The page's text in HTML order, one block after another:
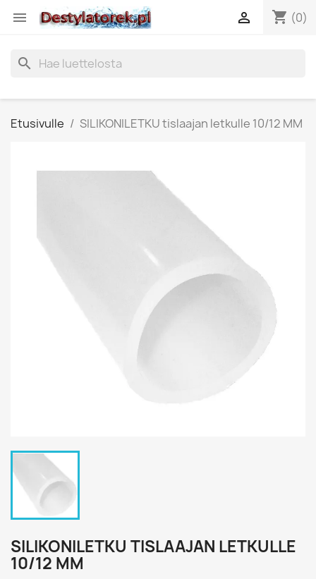
 shopping_cart (0)

search
Etusivulle SILIKONILETKU tislaajan letkulle 10/12 MM
SILIKONILETKU TISLAAJAN LETKULLE
10/12 MM